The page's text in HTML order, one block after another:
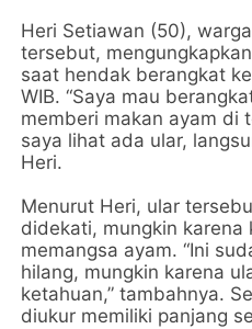
Heri Setiawan (50),
tersebut,
saat hendak berangkat
WIB. “Saya mau
memberi makan ayam di
saya lihat ada ular,
Heri.
Menurut Heri, ular
didekati, mungkin karena
memangsa ayam. “Ini
hilang, mungkin karena
ketahuan,” tambahnya.
diukur memiliki panjang